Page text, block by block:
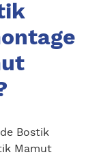
Bostik
Mamut